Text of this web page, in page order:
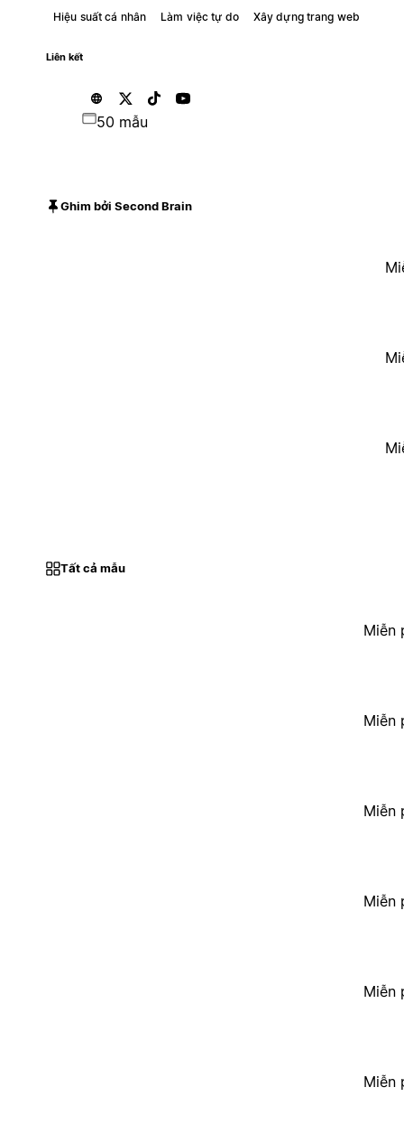
Hiệu suất cá nhân Làm việc tự do Xây dựng trang web
Liên kết
50 mẫu
Ghim bởi Second Brain
Tất cả mẫu
Miễn
Miễn
Miễn
Miễn
Miễn
Miễn